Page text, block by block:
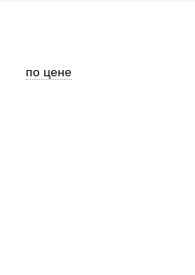
по цене